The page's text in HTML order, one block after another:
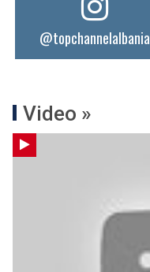
@topchannelalbania
Video »